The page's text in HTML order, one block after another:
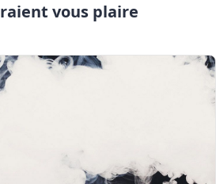
vous plaire